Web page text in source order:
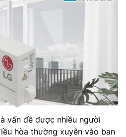
vấn đề được nhiều người
hòa thường xuyên vào ban